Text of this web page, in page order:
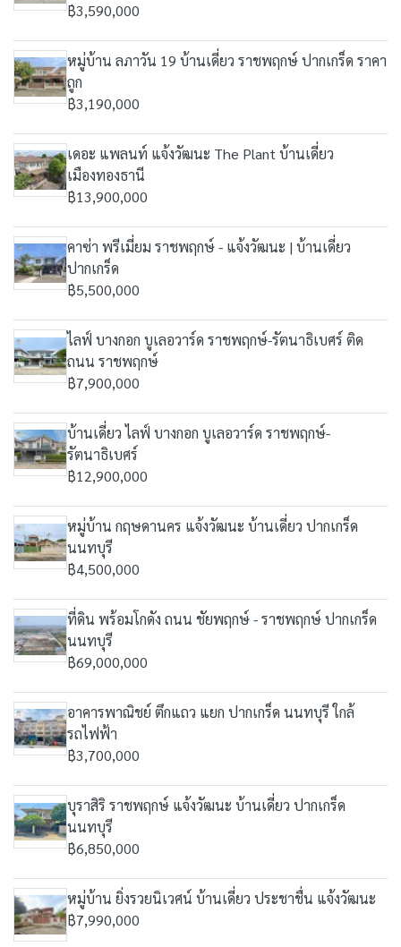
฿3,590,000
หมู่บ้าน ลภาวัน 19 บ้านเดี่ยว ราชพฤกษ์ ปากเกร็ด ราคา
ถูก
฿3,190,000
เดอะ แพลนท์ แจ้งวัฒนะ The Plant บ้านเดี่ยว
เมืองทองธานี
฿13,900,000
คาซ่า พรีเมี่ยม ราชพฤกษ์ - แจ้งวัฒนะ | บ้านเดี่ยว
ปากเกร็ด
฿5,500,000
ไลฟ์ บางกอก บูเลอวาร์ด ราชพฤกษ์-รัตนาธิเบศร์ ติด
ถนน ราชพฤกษ์
฿7,900,000
บ้านเดี่ยว ไลฟ์ บางกอก บูเลอวาร์ด ราชพฤกษ์-
รัตนาธิเบศร์
฿12,900,000
หมู่บ้าน กฤษดานคร แจ้งวัฒนะ บ้านเดี่ยว ปากเกร็ด
นนทบุรี
฿4,500,000
ที่ดิน พร้อมโกดัง ถนน ชัยพฤกษ์ - ราชพฤกษ์ ปากเกร็ด
นนทบุรี
฿69,000,000
อาคารพาณิชย์ ตึกแถว แยก ปากเกร็ด นนทบุรี ใกล้
รถไฟฟ้า
฿3,700,000
บุราสิริ ราชพฤกษ์ แจ้งวัฒนะ บ้านเดี่ยว ปากเกร็ด
นนทบุรี
฿6,850,000
หมู่บ้าน ยิ่งรวยนิเวศน์ บ้านเดี่ยว ประชาชื่น แจ้งวัฒนะ
฿7,990,000